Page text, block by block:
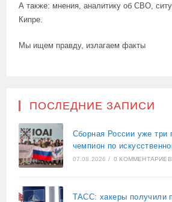
А также: мнения, аналитику об СВО,
Кипре.
Мы ищем правду, излагаем факты
ПОСЛЕДНИЕ ЗАПИСИ
Сборная России уже три
чемпион по
07.08.2026 / 0 КОММЕНТАРИЕВ
ТАСС: хакеры получили